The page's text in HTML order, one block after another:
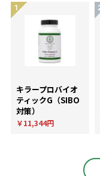
キラープロバイオ
ティックG（SIBO
対策）
￥11,344円